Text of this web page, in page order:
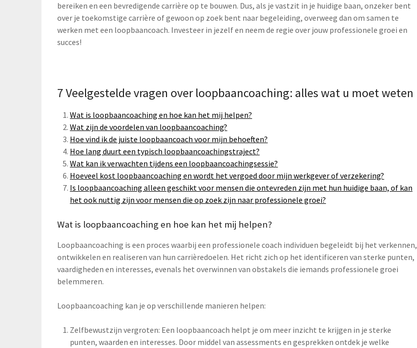
bereiken en een bevredigende carrière op te bouwen. Dus, als je vastzit in je huidige baan, onzeker bent
over je toekomstige carrière of gewoon op zoek bent naar begeleiding, overweeg dan om samen te
werken met een loopbaancoach. Investeer in jezelf en neem de regie over jouw professionele groei en
succes!
7 Veelgestelde vragen over loopbaancoaching: alles wat u moet weten
Wat is loopbaancoaching en hoe kan het mij helpen?
Wat zijn de voordelen van loopbaancoaching?
Hoe vind ik de juiste loopbaancoach voor mijn behoeften?
Hoe lang duurt een typisch loopbaancoachingstraject?
Wat kan ik verwachten tijdens een loopbaancoachingsessie?
Hoeveel kost loopbaancoaching en wordt het vergoed door mijn werkgever of verzekering?
Is loopbaancoaching alleen geschikt voor mensen die ontevreden zijn met hun huidige baan, of kan
het ook nuttig zijn voor mensen die op zoek zijn naar professionele groei?
Wat is loopbaancoaching en hoe kan het mij helpen?
Loopbaancoaching is een proces waarbij een professionele coach individuen begeleidt bij het verkennen,
ontwikkelen en realiseren van hun carrièredoelen. Het richt zich op het identificeren van sterke punten,
vaardigheden en interesses, evenals het overwinnen van obstakels die iemands professionele groei
belemmeren.
Loopbaancoaching kan je op verschillende manieren helpen:
Zelfbewustzijn vergroten: Een loopbaancoach helpt je om meer inzicht te krijgen in je sterke
punten, waarden en interesses. Door middel van assessments en gesprekken ontdek je welke